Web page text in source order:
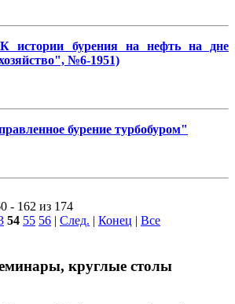
бурения на нефть на дне
№6-1951)
бурение турбобуром"
- 162 из 174
54 55 56 | След. | Конец | Все
круглые столы